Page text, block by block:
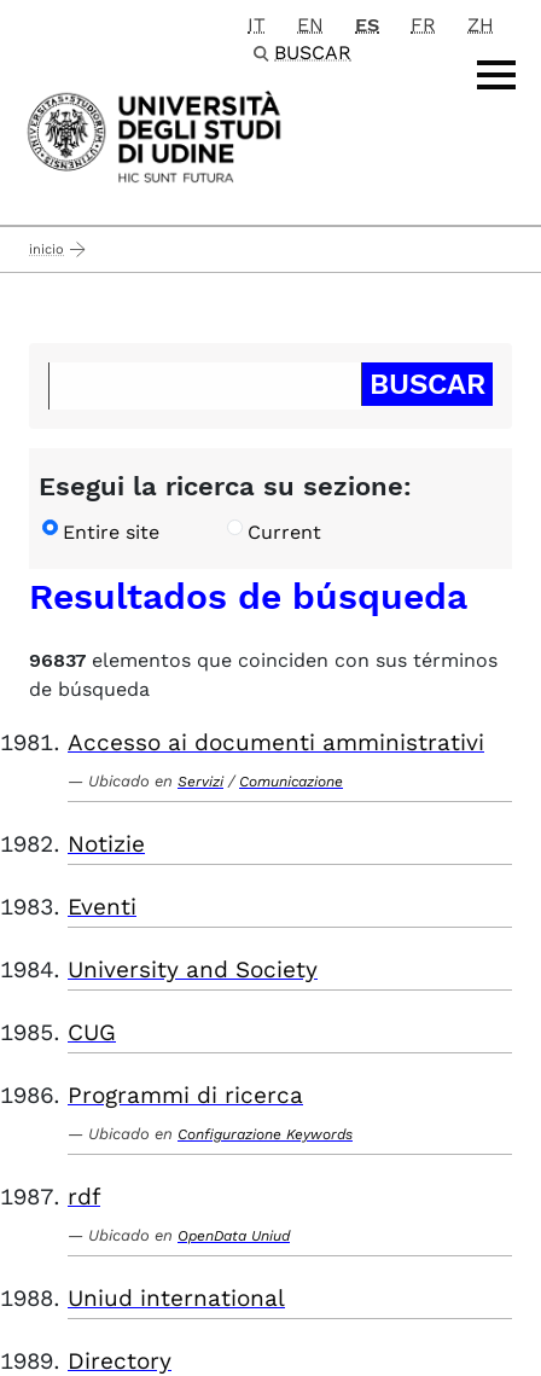
Passa al contenuto principale
IT EN ES FR
ZH
BUSCAR
inicio
Esegui la ricerca su sezione:
Entire site Current
Resultados de búsqueda
96837 elementos que coinciden con sus términos
de búsqueda
Accesso ai documenti amministrativi
Ubicado en Servizi / Comunicazione
Notizie
Eventi
University and Society
CUG
Programmi di ricerca
Ubicado en Configurazione Keywords
rdf
Ubicado en OpenData Uniud
Uniud international
Directory